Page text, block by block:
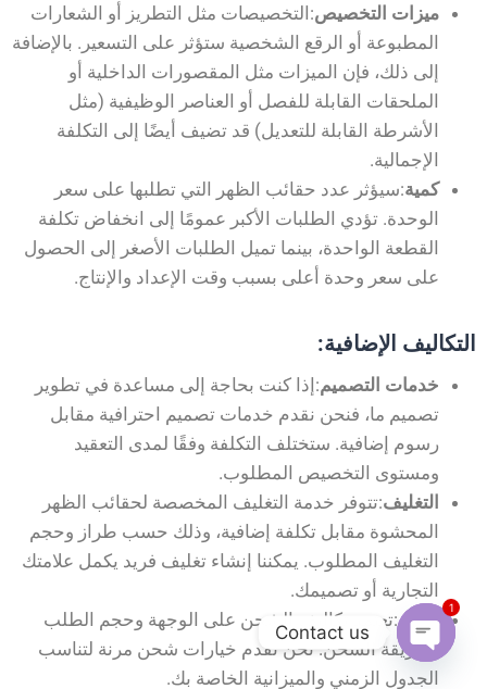
ميزات التخصيص:التخصيصات مثل التطريز أو الشعارات
المطبوعة أو الرقع الشخصية ستؤثر على التسعير. بالإضافة
إلى ذلك، فإن الميزات مثل المقصورات الداخلية أو
الملحقات القابلة للفصل أو العناصر الوظيفية (مثل
الأشرطة القابلة للتعديل) قد تضيف أيضًا إلى التكلفة
الإجمالية.
كمية:سيؤثر عدد حقائب الظهر التي تطلبها على سعر
الوحدة. تؤدي الطلبات الأكبر عمومًا إلى انخفاض تكلفة
القطعة الواحدة، بينما تميل الطلبات الأصغر إلى الحصول
على سعر وحدة أعلى بسبب وقت الإعداد والإنتاج.
التكاليف الإضافية:
خدمات التصميم:إذا كنت بحاجة إلى مساعدة في تطوير
تصميم ما، فنحن نقدم خدمات تصميم احترافية مقابل
رسوم إضافية. ستختلف التكلفة وفقًا لمدى التعقيد
ومستوى التخصيص المطلوب.
التغليف:تتوفر خدمة التغليف المخصصة لحقائب الظهر
المحشوة مقابل تكلفة إضافية، وذلك حسب طراز وحجم
التغليف المطلوب. يمكننا إنشاء تغليف فريد يكمل علامتك
التجارية أو تصميمك.
شحن:تعتمد تكاليف الشحن على الوجهة وحجم الطلب
وطريقة الشحن. نحن نقدم خيارات شحن مرنة لتناسب
الجدول الزمني والميزانية الخاصة بك.
Contact us
Open
1